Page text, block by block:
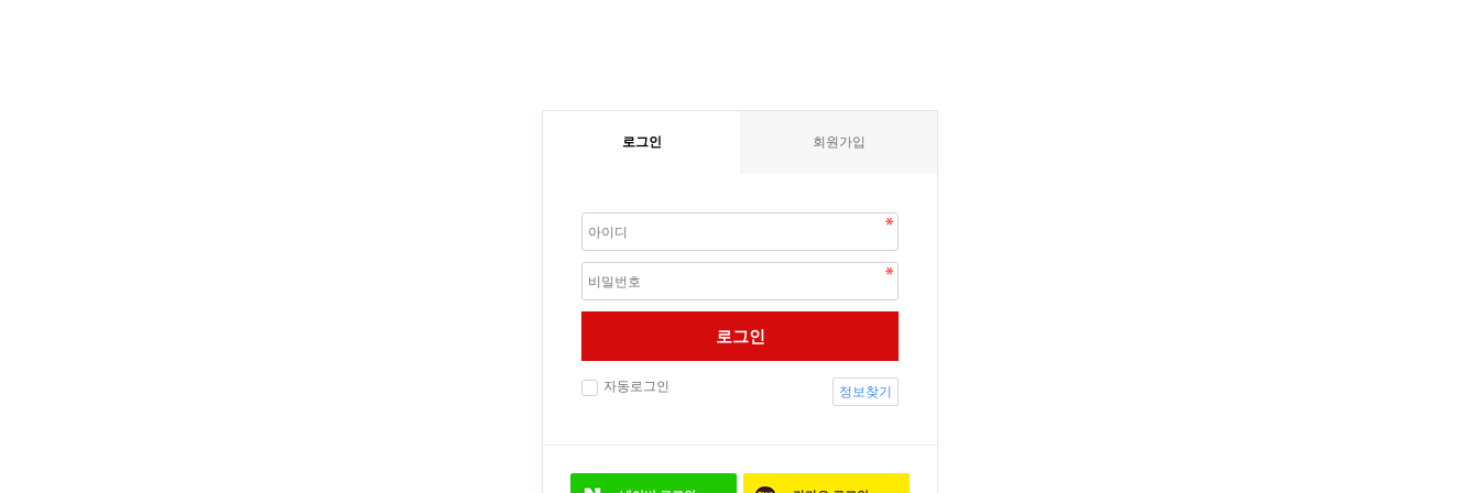
로그인 회원가입
로그인
자동로그인 정보찾기